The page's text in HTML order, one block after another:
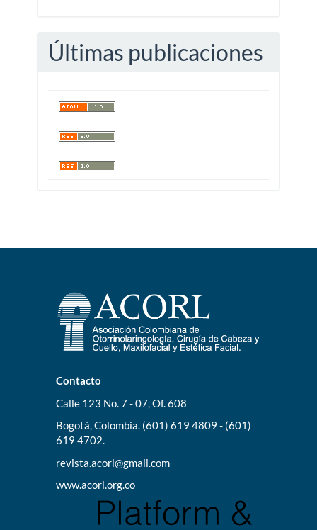
Últimas publicaciones
Contacto
Calle 123 No. 7 - 07, Of. 608
Bogotá, Colombia. (601) 619 4809 - (601)
619 4702.
revista.acorl@gmail.com
www.acorl.org.co